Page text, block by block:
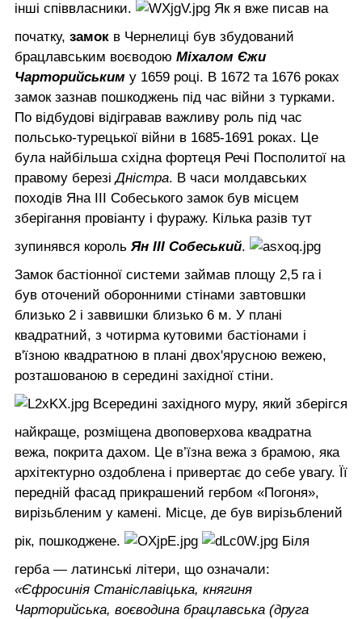
інші співвласники.
Як я вже писав на
початку, замок в Чернелиці був збудований
брацлавським воєводою Міхалом Єжи
Чарторийським у 1659 році. В 1672 та 1676 роках
замок зазнав пошкоджень під час війни з турками.
По відбудові відігравав важливу роль під час
польсько-турецької війни в 1685-1691 роках. Це
була найбільша східна фортеця Речі Посполитої на
правому березіДністра. В часи молдавських
походів Яна III Собеського замок був місцем
зберігання провіанту і фуражу. Кілька разів тут
зупинявся король Ян ІІІ Собеський.
Замок бастіонної системи займав площу 2,5 га і
був оточений оборонними стінами завтовшки
близько 2 і заввишки близько 6 м. У плані
квадратний, з чотирма кутовими бастіонами і
в'їзною квадратною в плані двох'ярусною вежею,
розташованою в середині західної стіни.
Всередині західного муру, який зберігся
найкраще, розміщена двоповерхова квадратна
вежа, покрита дахом. Це в’їзна вежа з брамою, яка
архітектурно оздоблена і привертає до себе увагу. Її
передній фасад прикрашений гербом «Погоня»,
вирізьбленим у камені. Місце, де був вирізьблений
рік, пошкоджене.
Біля
герба — латинські літери, що означали:
«Єфросинія Станіславіцька, княгиня
Чарторийська, воєводина брацлавська (друга